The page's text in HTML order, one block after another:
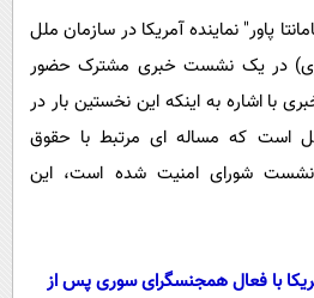
پاور" نماینده آمریکا در سازمان ملل
در یک نشست خبری مشترک حضور
با اشاره به اینکه این نخستین بار در
ملل است که مساله ای مرتبط با حقوق
نشست شورای امنیت شده است، این
با فعال همجنسگرای سوری پس از